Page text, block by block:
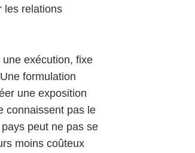
les relations
exécution, fixe
formulation
une exposition
connaissent pas le
peut ne pas se
moins coûteux